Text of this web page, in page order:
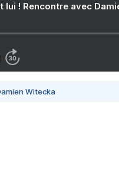
! Rencontre avec
Witecka